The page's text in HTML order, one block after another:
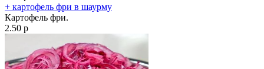
+ картофель фри в шаурму
Картофель фри.
2.50 р